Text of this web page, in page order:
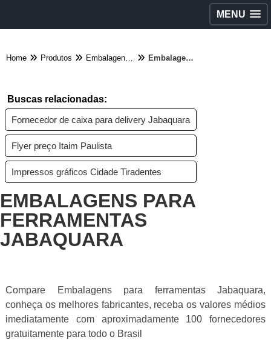
MENU
Home Produtos Embalagens diversas - Categoria Embalagens para ferramentas Jabaquara
Buscas relacionadas:
Fornecedor de caixa para delivery Jabaquara
Flyer preço Itaim Paulista
Impressos gráficos Cidade Tiradentes
EMBALAGENS PARA
FERRAMENTAS
JABAQUARA
Compare Embalagens para ferramentas Jabaquara,
conheça os melhores fabricantes, receba os valores médios
imediatamente com aproximadamente 100 fornecedores
gratuitamente para todo o Brasil